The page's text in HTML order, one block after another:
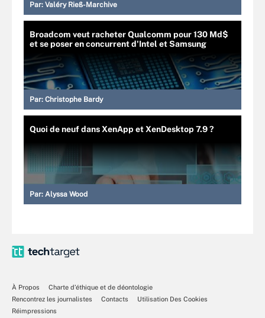
Par: Valéry Rieß-Marchive
Broadcom veut racheter Qualcomm pour 130 Md$
et se poser en concurrent d'Intel et Samsung
Par: Christophe Bardy
Quoi de neuf dans XenApp et XenDesktop 7.9 ?
Par: Alyssa Wood
À Propos
Charte d’éthique et de déontologie
Rencontrez les journalistes
Contacts
Utilisation Des Cookies
Réimpressions